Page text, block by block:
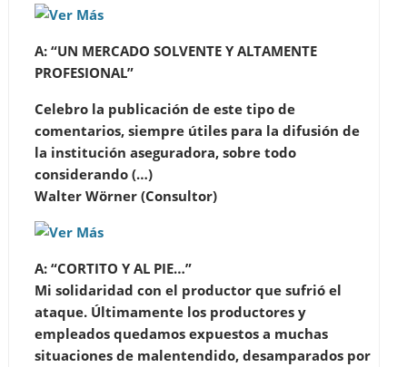
A:“UN MERCADO SOLVENTE Y ALTAMENTE
PROFESIONAL”
Celebro la publicación de este tipo de
comentarios, siempre útiles para la difusión de
la institución aseguradora, sobre todo
considerando (…)
Walter Wörner(Consultor)
A:“CORTITO Y AL PIE…”
Mi solidaridad con el productor que sufrió el
ataque. Últimamente los productores y
empleados quedamos expuestos a muchas
situaciones de malentendido, desamparados por